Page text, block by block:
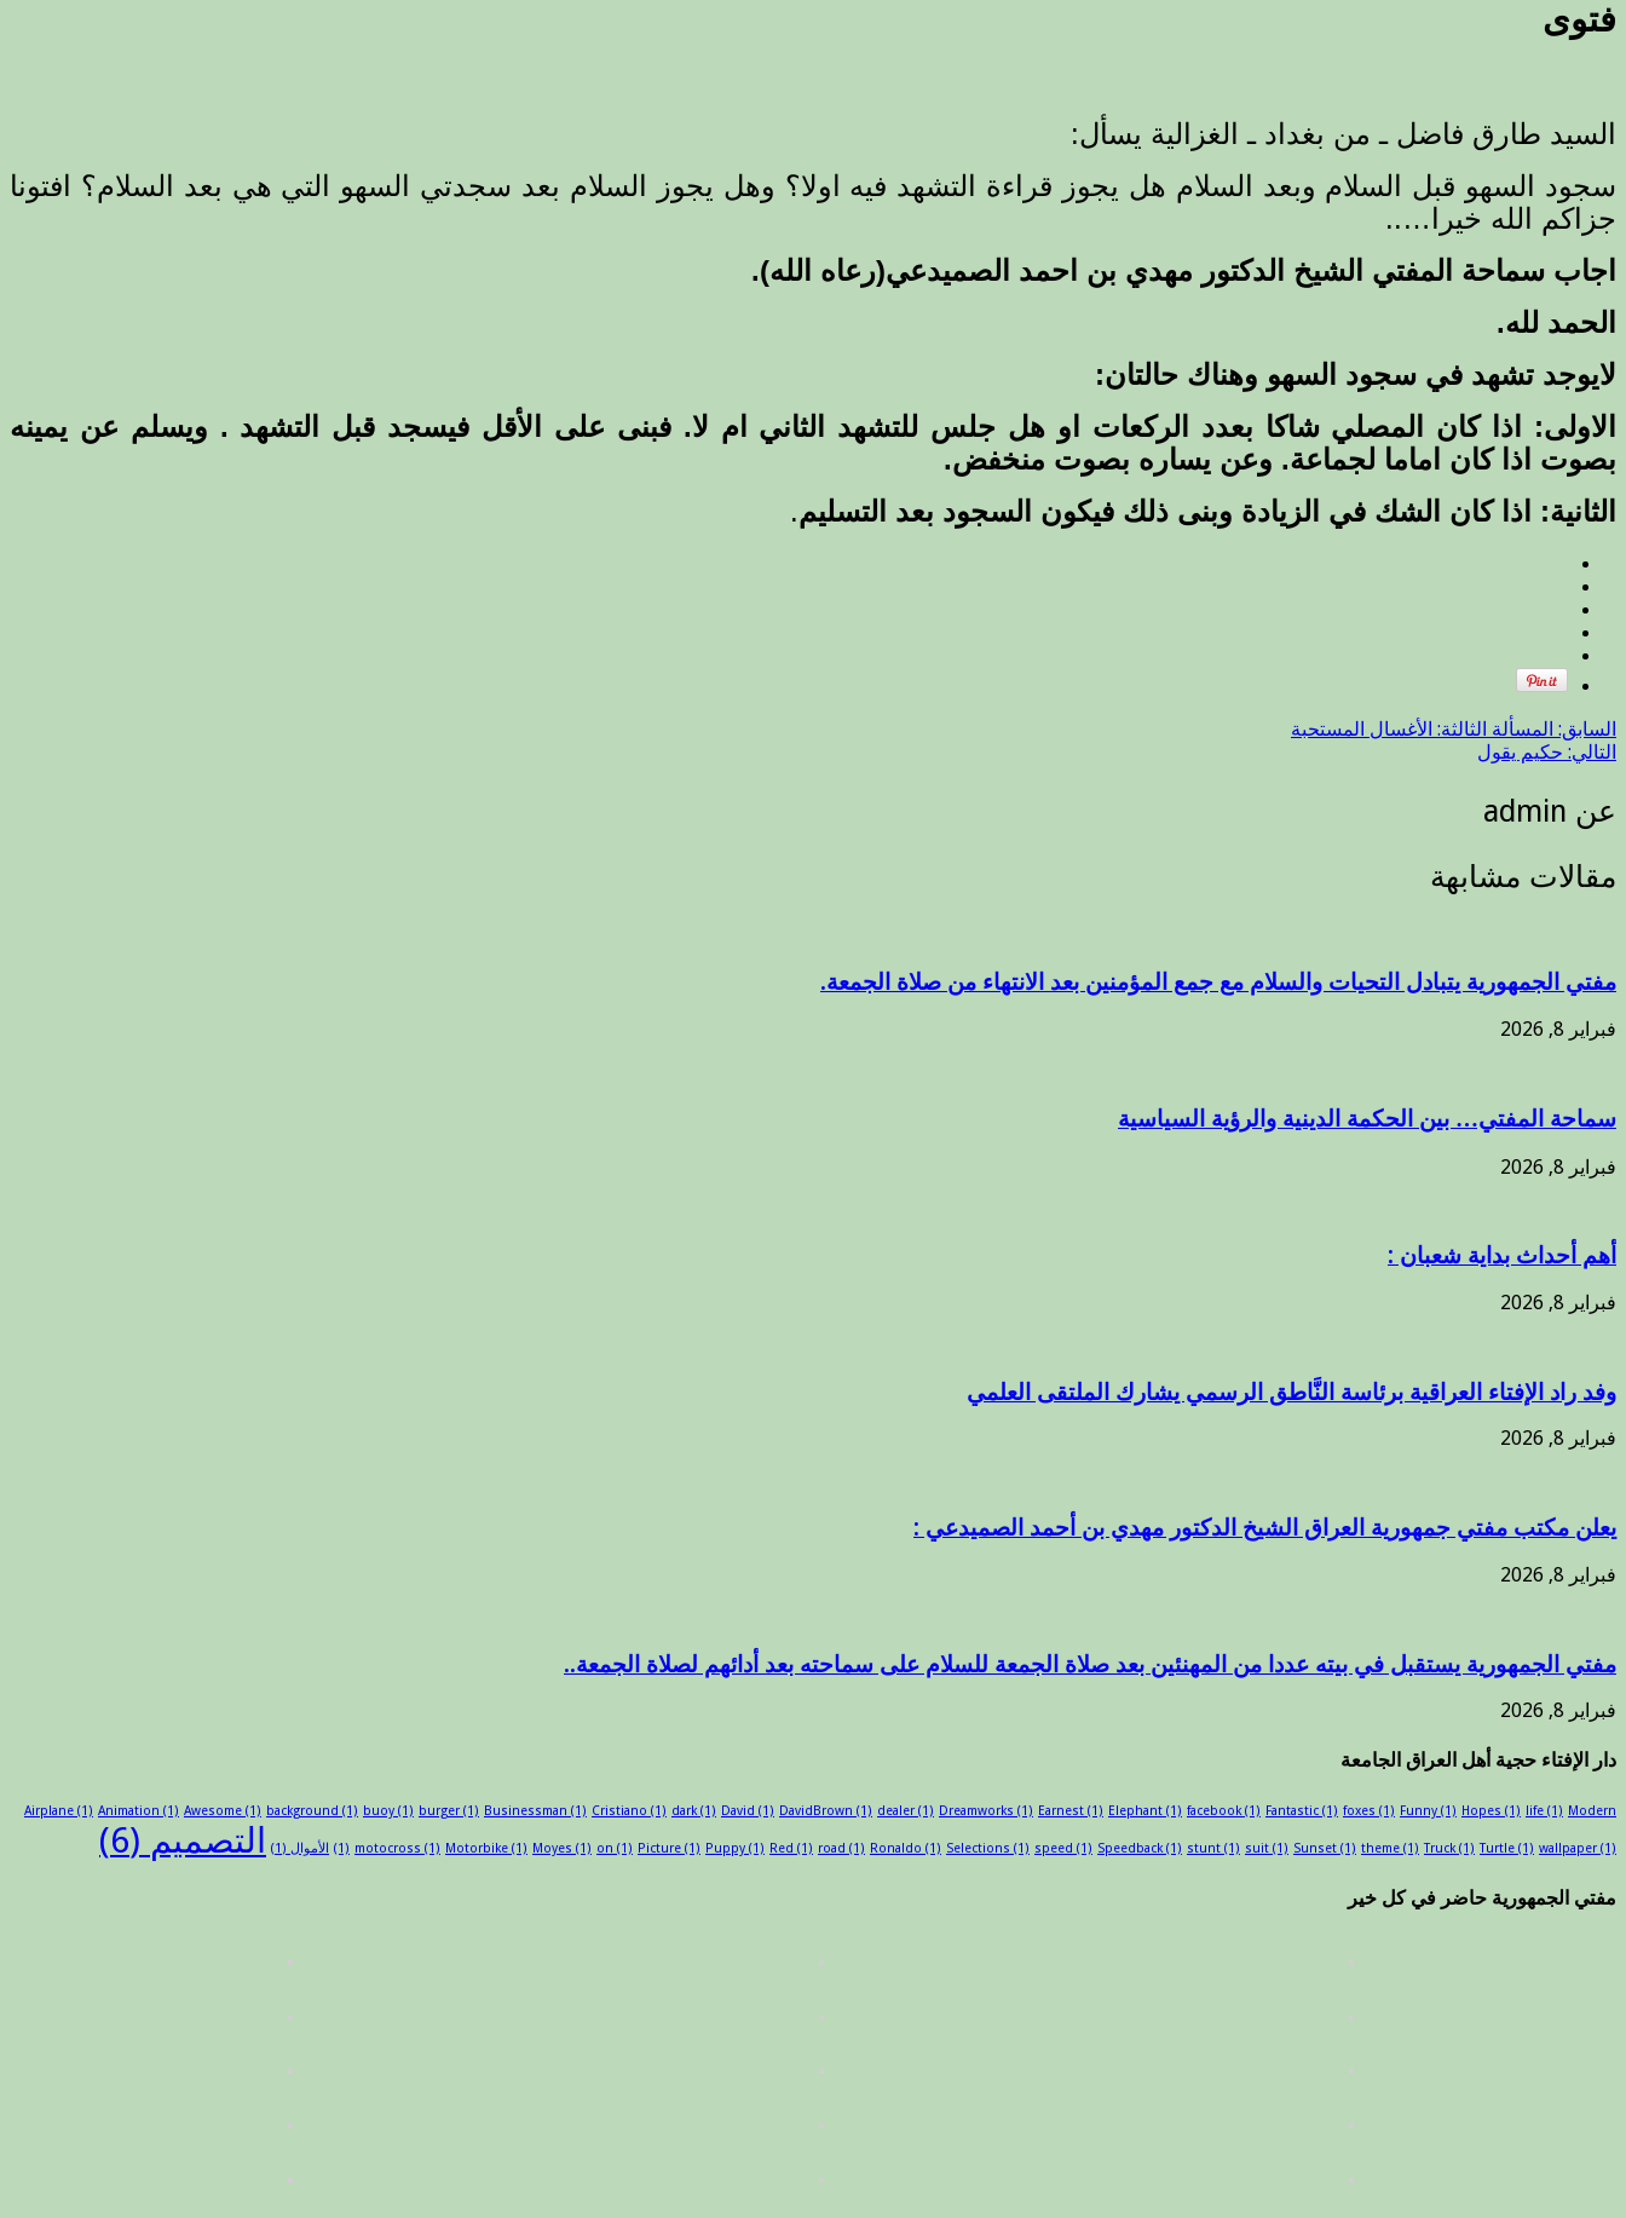
يجوز
قراءة
اولا
مغلقة
فتوى
السيد طارق فاضل ـ من بغداد ـ الغزالية يسأل:
سجود السهو قبل السلام وبعد السلام هل يجوز قراءة التشهد فيه اولا؟ وهل يجوز السلام بعد سجدتي السهو التي هي بعد السلام؟ افتونا
جزاكم الله خيرا…..
اجاب سماحة المفتي الشيخ الدكتور مهدي بن احمد الصميدعي(رعاه الله).
الحمد لله.
لايوجد تشهد في سجود السهو وهناك حالتان:
الاولى: اذا كان المصلي شاكا بعدد الركعات او هل جلس للتشهد الثاني ام لا. فبنى على الأقل فيسجد قبل التشهد . ويسلم عن يمينه
بصوت اذا كان اماما لجماعة. وعن يساره بصوت منخفض.
الثانية: اذا كان الشك في الزيادة وبنى ذلك فيكون السجود بعد التسليم.
السابق: المسألة الثالثة: الأغسال المستحبة
التالي: حكيم يقول
عن admin
مقالات مشابهة
مفتي الجمهورية يتبادل التحيات والسلام مع جمع المؤمنين بعد الانتهاء من صلاة الجمعة.
فبراير 8, 2026
سماحة المفتي… بين الحكمة الدينية والرؤية السياسية
فبراير 8, 2026
أهم أحداث بداية شعبان :
فبراير 8, 2026
وفد راد الإفتاء العراقية برئاسة النَّاطق الرسمي يشارك الملتقى العلمي
فبراير 8, 2026
يعلن مكتب مفتي جمهورية العراق الشيخ الدكتور مهدي بن أحمد الصميدعي :
فبراير 8, 2026
مفتي الجمهورية يستقبل في بيته عددا من المهنئين بعد صلاة الجمعة للسلام على سماحته بعد أدائهم لصلاة الجمعة..
فبراير 8, 2026
دار الإفتاء حجية أهل العراق الجامعة
Airplane (1) Animation (1) Awesome (1) background (1) buoy (1) burger (1) Businessman (1) Cristiano (1) dark(1) David (1) DavidBrown (1) dealer (1) Dreamworks (1) Earnest (1) Elephant (1) facebook(1) Fantastic (1) foxes (1) Funny (1) Hopes (1) life (1) Modern
(1) motocross (1) Motorbike (1) Moyes (1) on (1) Picture (1) Puppy (1) Red (1) road (1) Ronaldo (1) Selections (1) speed (1) Speedback(1) stunt (1) suit (1) Sunset (1) theme (1) Truck(1) Turtle (1) wallpaper (1) الأموال (1) التصميم (6)
مفتي الجمهورية حاضر في كل خير